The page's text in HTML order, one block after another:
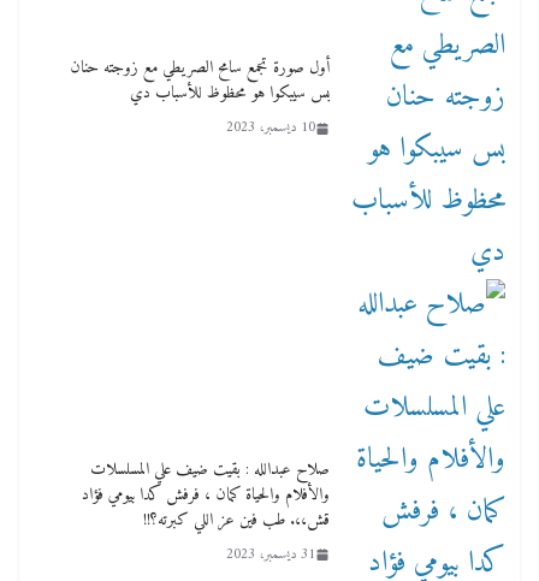
أول صورة تجمع سامح الصريطي مع زوجته حنان
بس سيبكوا هو محظوظ للأسباب دي
10 ديسمبر، 2023
صلاح عبدالله : بقيت ضيف علي المسلسلات
والأفلام والحياة كمان ، فرفش كدا بيومي فؤاد
قش،،. طب فين عز اللي كبرته؟!!
31 ديسمبر، 2023